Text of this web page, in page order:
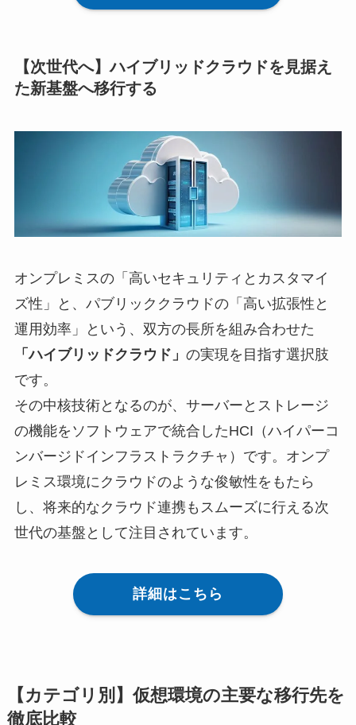
【次世代へ】ハイブリッドクラウドを見据え
た新基盤へ移行する
オンプレミスの「高いセキュリティとカスタマイ
ズ性」と、パブリッククラウドの「高い拡張性と
運用効率」という、双方の長所を組み合わせた
「ハイブリッドクラウド」 の実現を目指す選択肢
です。
その中核技術となるのが、サーバーとストレージ
の機能をソフトウェアで統合したHCI（ハイパーコ
ンバージドインフラストラクチャ）です。オンプ
レミス環境にクラウドのような俊敏性をもたら
し、将来的なクラウド連携もスムーズに行える次
世代の基盤として注目されています。
詳細はこちら
【カテゴリ別】仮想環境の主要な移行先を
徹底比較